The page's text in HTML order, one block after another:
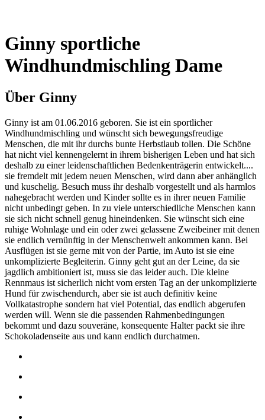
Ginny sportliche
Windhundmischling Dame
Über Ginny
Ginny ist am 01.06.2016 geboren. Sie ist ein sportlicher
Windhundmischling und wünscht sich bewegungsfreudige
Menschen, die mit ihr durchs bunte Herbstlaub tollen. Die Schöne
hat nicht viel kennengelernt in ihrem bisherigen Leben und hat sich
deshalb zu einer leidenschaftlichen Bedenkenträgerin entwickelt....
sie fremdelt mit jedem neuen Menschen, wird dann aber anhänglich
und kuschelig. Besuch muss ihr deshalb vorgestellt und als harmlos
nahegebracht werden und Kinder sollte es in ihrer neuen Familie
nicht unbedingt geben. In zu viele unterschiedliche Menschen kann
sie sich nicht schnell genug hineindenken. Sie wünscht sich eine
ruhige Wohnlage und ein oder zwei gelassene Zweibeiner mit denen
sie endlich vernünftig in der Menschenwelt ankommen kann. Bei
Ausflügen ist sie gerne mit von der Partie, im Auto ist sie eine
unkomplizierte Begleiterin. Ginny geht gut an der Leine, da sie
jagdlich ambitioniert ist, muss sie das leider auch. Die kleine
Rennmaus ist sicherlich nicht vom ersten Tag an der unkomplizierte
Hund für zwischendurch, aber sie ist auch definitiv keine
Vollkatastrophe sondern hat viel Potential, das endlich abgerufen
werden will. Wenn sie die passenden Rahmenbedingungen
bekommt und dazu souveräne, konsequente Halter packt sie ihre
Schokoladenseite aus und kann endlich durchatmen.